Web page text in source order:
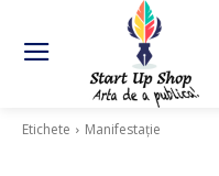
Etichete Manifestație